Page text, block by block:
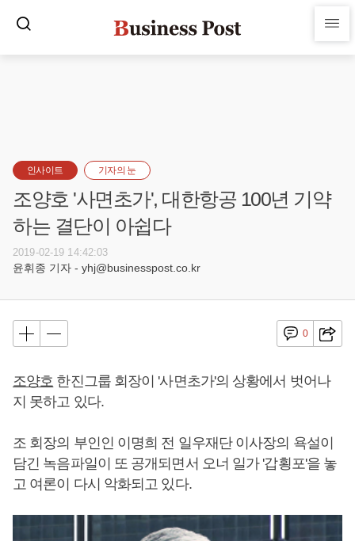
인사이트 기자의 눈
조양호 '사면초가', 대한항공 100년 기약
하는 결단이 아쉽다
2019-02-19 14:42:03
윤휘종 기자 - yhj@businesspost.co.kr
0
조양호 한진그룹 회장이 '사면초가'의 상황에서 벗어나
지 못하고 있다.
조 회장의 부인인 이명희 전 일우재단 이사장의 욕설이
담긴 녹음파일이 또 공개되면서 오너 일가 '갑횡포'을 놓
고 여론이 다시 악화되고 있다.